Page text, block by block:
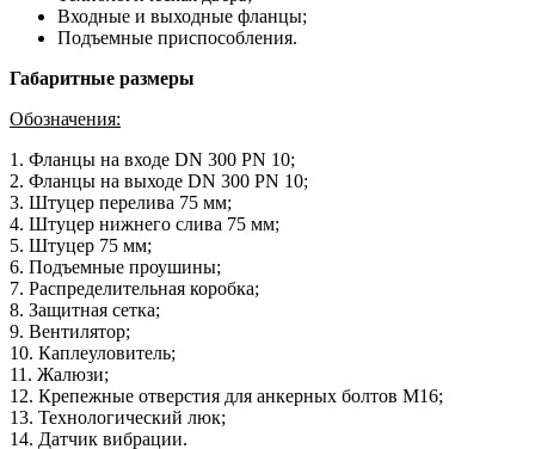
Входные и выходные фланцы;
Подъемные приспособления.
Габаритные размеры
Обозначения:
1. Фланцы на входе DN 300 PN 10;
2. Фланцы на выходе DN 300 PN 10;
3. Штуцер перелива 75 мм;
4. Штуцер нижнего слива 75 мм;
5. Штуцер 75 мм;
6. Подъемные проушины;
7. Распределительная коробка;
8. Защитная сетка;
9. Вентилятор;
10. Каплеуловитель;
11. Жалюзи;
12. Крепежные отверстия для анкерных болтов М16;
13. Технологический люк;
14. Датчик вибрации.